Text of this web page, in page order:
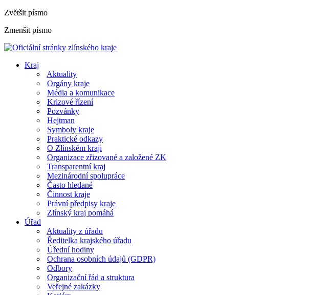
Zvětšit písmo
Zmenšit písmo
Kraj
Aktuality
Orgány kraje
Média a komunikace
Krizové řízení
Pozvánky
Hejtman
Symboly kraje
Praktické odkazy
O Zlínském kraji
Organizace zřizované a založené ZK
Transparentní kraj
Mezinárodní spolupráce
Často hledané
Činnost kraje
Právní předpisy kraje
Zlínský kraj pomáhá
Úřad
Aktuality z úřadu
Ředitelka krajského úřadu
Úřední hodiny
Ochrana osobních údajů (GDPR)
Odbory
Organizační řád a struktura
Veřejné zakázky